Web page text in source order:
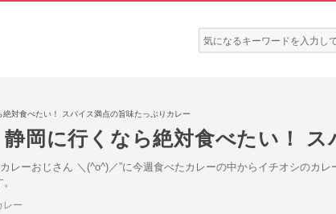
検
索:
絶対食べたい！ スパイス満点の旨味たっぷりカレー
静岡に行くなら絶対食べたい！
レーおじさん ＼(^o^)／”に今週食べたカレーの中からイチオシのカ
レー